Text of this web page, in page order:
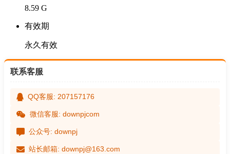
8.59 G
有效期
永久有效
联系客服
QQ客服: 207157176
微信客服: downpjcom
公众号: downpj
站长邮箱: downpj@163.com